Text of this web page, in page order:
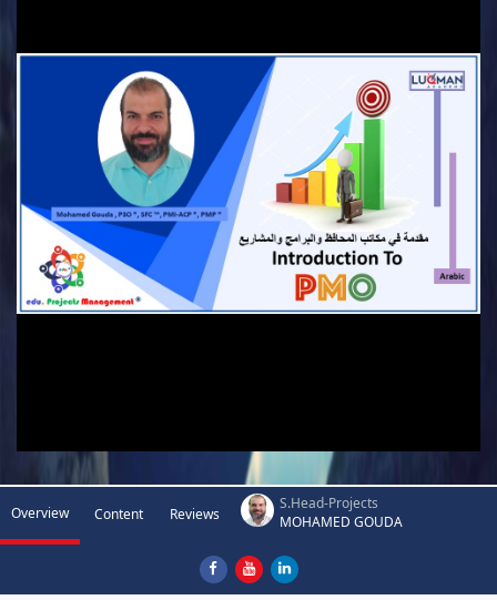
Overview Content Reviews
S.Head-Projects
MOHAMED GOUDA